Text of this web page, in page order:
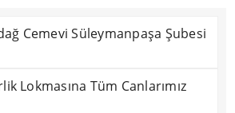
Cemevi Süleymanpaşa Şubesi
Lokmasına Tüm Canlarımız